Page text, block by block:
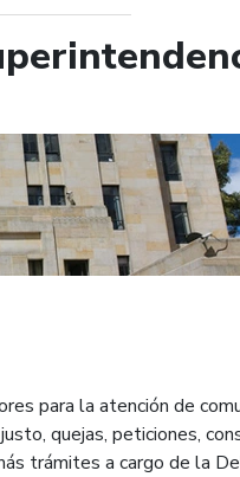
para la atención de
quejas, peticiones,
trámites a cargo de la